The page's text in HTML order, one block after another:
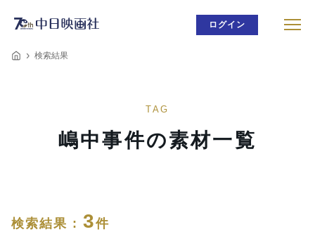
ログイン
検索結果
TAG
嶋中事件の素材一覧
検索結果 : 3件